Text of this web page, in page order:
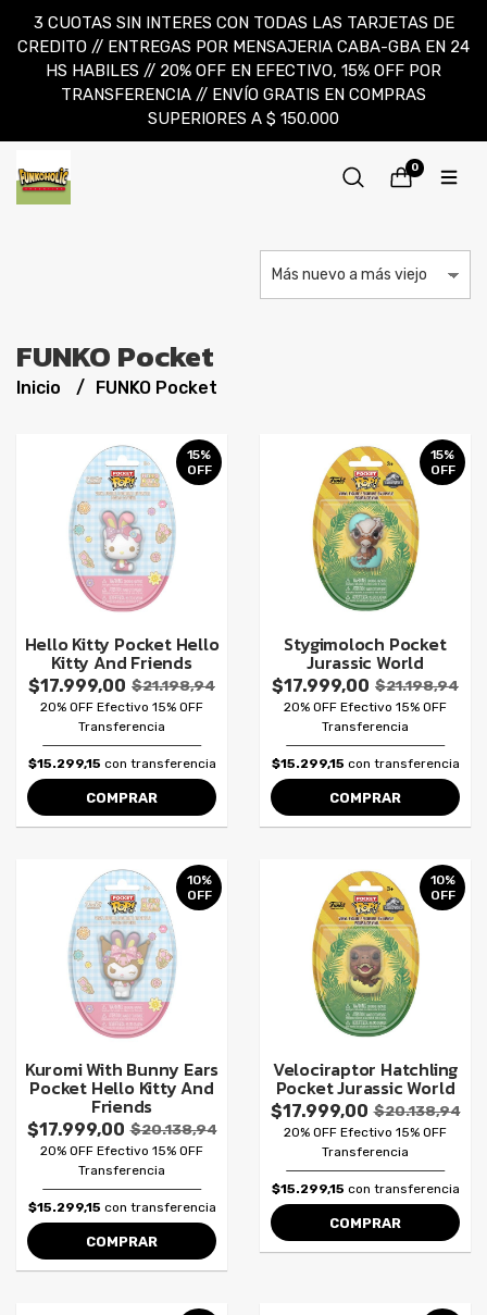
3 CUOTAS SIN INTERES CON TODAS LAS TARJETAS DE
CREDITO // ENTREGAS POR MENSAJERIA CABA-GBA EN 24
HS HABILES // 20% OFF EN EFECTIVO, 15% OFF POR
TRANSFERENCIA // ENVÍO GRATIS EN COMPRAS
SUPERIORES A $ 150.000
0
FUNKO Pocket
Inicio FUNKO Pocket
15%
OFF
Hello Kitty Pocket Hello
Kitty And Friends
$17.999,00 $21.198,94
20% OFF Efectivo 15% OFF
Transferencia
$15.299,15 con transferencia
COMPRAR
15%
OFF
Stygimoloch Pocket
Jurassic World
$17.999,00 $21.198,94
20% OFF Efectivo 15% OFF
Transferencia
$15.299,15 con transferencia
COMPRAR
10%
OFF
Kuromi With Bunny Ears
Pocket Hello Kitty And
Friends
$17.999,00 $20.138,94
20% OFF Efectivo 15% OFF
Transferencia
$15.299,15 con transferencia
COMPRAR
10%
OFF
Velociraptor Hatchling
Pocket Jurassic World
$17.999,00 $20.138,94
20% OFF Efectivo 15% OFF
Transferencia
$15.299,15 con transferencia
COMPRAR